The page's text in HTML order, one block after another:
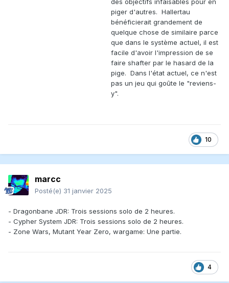
des objectifs infaisables pour en
piger d'autres. Hallertau
bénéficierait grandement de
quelque chose de similaire parce
que dans le système actuel, il est
facile d'avoir l'impression de se
faire shafter par le hasard de la
pige. Dans l'état actuel, ce n'est
pas un jeu qui goûte le "reviens-
y".
10
marcc
Posté(e) 31 janvier 2025
- Dragonbane JDR: Trois sessions solo de 2 heures.
- Cypher System JDR: Trois sessions solo de 2 heures.
- Zone Wars, Mutant Year Zero, wargame: Une partie.
4